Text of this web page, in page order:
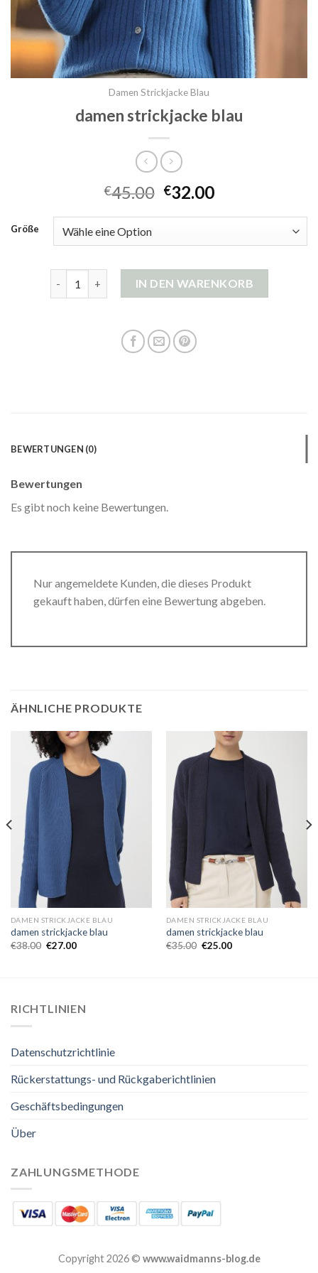
Damen Strickjacke Blau
damen strickjacke blau
€45.00 €32.00
Größe
damen strickjacke blau MengeIN DEN WARENKORB
BEWERTUNGEN (0)
Bewertungen
Es gibt noch keine Bewertungen.
Nur angemeldete Kunden, die dieses Produkt
gekauft haben, dürfen eine Bewertung abgeben.
ÄHNLICHE PRODUKTE
DAMEN STRICKJACKE BLAU
damen strickjacke blau
€38.00 €27.00
DAMEN STRICKJACKE BLAU
damen strickjacke blau
€35.00 €25.00
RICHTLINIEN
Datenschutzrichtlinie
Rückerstattungs- und Rückgaberichtlinien
Geschäftsbedingungen
Über
ZAHLUNGSMETHODE
Copyright 2026 © www.waidmanns-blog.de